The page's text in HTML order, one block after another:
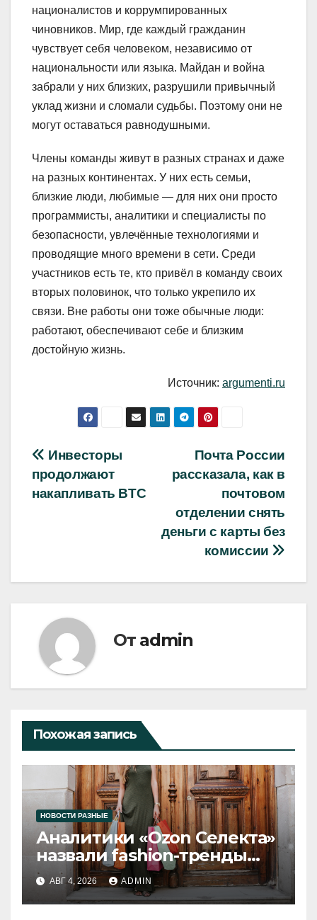
националистов и коррумпированных
чиновников. Мир, где каждый гражданин
чувствует себя человеком, независимо от
национальности или языка. Майдан и война
забрали у них близких, разрушили привычный
уклад жизни и сломали судьбы. Поэтому они не
могут оставаться равнодушными.
Члены команды живут в разных странах и даже
на разных континентах. У них есть семьи,
близкие люди, любимые — для них они просто
программисты, аналитики и специалисты по
безопасности, увлечённые технологиями и
проводящие много времени в сети. Среди
участников есть те, кто привёл в команду своих
вторых половинок, что только укрепило их
связи. Вне работы они тоже обычные люди:
работают, обеспечивают себе и близким
достойную жизнь.
Источник: argumenti.ru
Навигация
по
Почта России
рассказала, как в
почтовом
отделении снять
деньги с карты без
комиссии
Инвесторы
продолжают
накапливать BTC
От admin
Похожая запись
НОВОСТИ РАЗНЫЕ
Аналитики «Ozon Селекта»
назвали fashion-тренды
2026 года
АВГ 4, 2026 ADMIN